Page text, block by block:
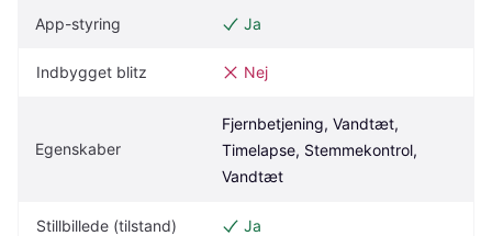
App-styring Ja
Indbygget blitz Nej
Egenskaber
Fjernbetjening, Vandtæt,
Timelapse, Stemmekontrol,
Vandtæt
Stillbillede (tilstand) Ja